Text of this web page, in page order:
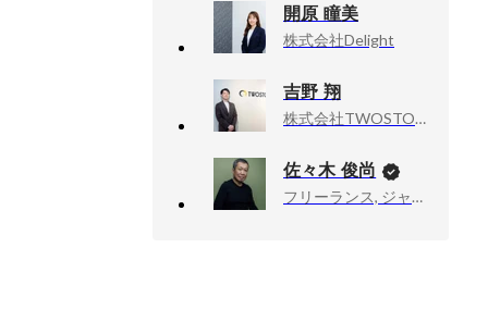
開原 瞳美
株式会社Delight
吉野 翔
株式会社TWOSTONE&Sons, 執行役員
佐々木 俊尚
フリーランス, ジャーナリスト・作家